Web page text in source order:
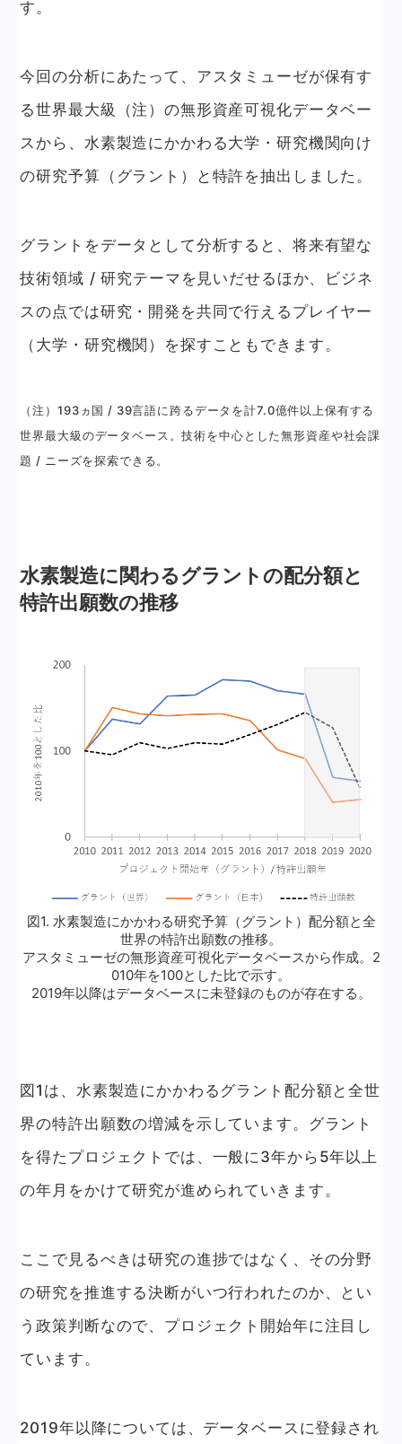
す。
今回の分析にあたって、アスタミューゼが保有す
る世界最大級
（注）の無形資産可視化データベー
スから、水素製造にかかわる大学・研究機関向け
の研究予算（グラント）と特許を抽出しました。
グラントをデータとして分析すると、将来有望な
技術領域 / 研究テーマを見いだせるほか、ビジネ
スの点では研究・開発を共同で行えるプレイヤー
（大学・研究機関）を探すこともできます。
（注）193ヵ国 / 39言語に跨るデータを計7.0億件以上保有する
世界最大級のデータベース。技術を中心とした無形資産や社会課
題 / ニーズを探索できる。
水素製造に関わるグラントの配分額と
特許出願数の推移
図1. 水素製造にかかわる研究予算（グラント）配分額と全
世界の特許出願数の推移。
アスタミューゼの無形資産可視化データベースから作成。2
010年を100とした比で示す。
2019年以降はデータベースに未登録のものが存在する。
図1は、水素製造にかかわるグラント配分額と全世
界の特許出願数の増減を示しています。グラント
を得たプロジェクトでは、一般に3年から5年以上
の年月をかけて研究が進められていきます。
ここで見るべきは研究の進捗ではなく、その分野
の研究を推進する決断がいつ行われたのか、とい
う政策判断なので、プロジェクト開始年に注目し
ています。
2019年以降については、データベースに登録され